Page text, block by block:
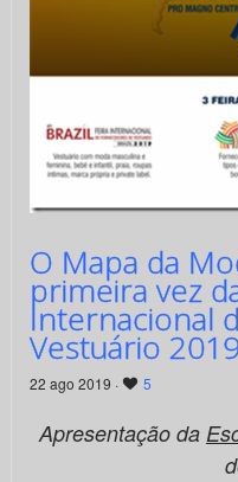
O Mapa da
primeira vez
Internacional
Vestuário
22 ago 2019 · 5
Apresentação da